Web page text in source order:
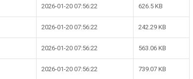
2026-01-20 07:56:22 626.5 KB
2026-01-20 07:56:22 242.29 KB
2026-01-20 07:56:22 563.06 KB
2026-01-20 07:56:22 739.07 KB